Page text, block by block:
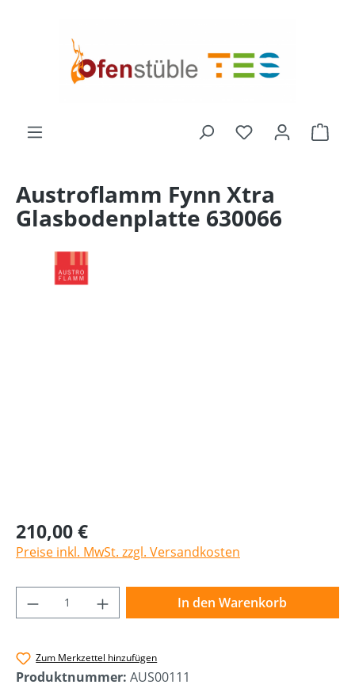
Austroflamm Fynn Xtra
Glasbodenplatte 630066
210,00 €
Preise inkl. MwSt. zzgl. Versandkosten
Produkt Anzahl: Gib den gewünschten
In den Warenkorb
Zum Merkzettel hinzufügen
Produktnummer: AUS00111